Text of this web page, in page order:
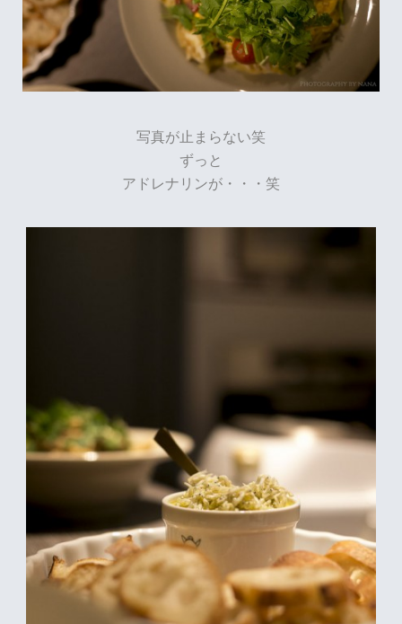
写真が止まらない笑
ずっと
アドレナリンが・・・笑